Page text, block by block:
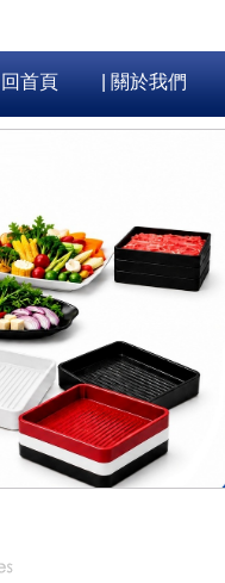
| 回首頁 | 關於我們